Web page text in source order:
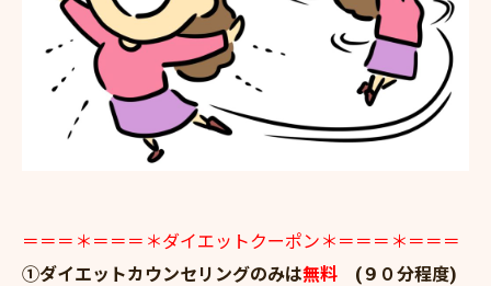
＝＝＝＊＝＝＝＊ダイエットクーポン＊＝＝＝＊＝＝＝
①ダイエットカウンセリングのみは無料 (９０分程度)